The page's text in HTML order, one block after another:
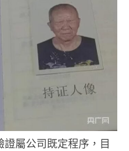
屬公司既定程序，目